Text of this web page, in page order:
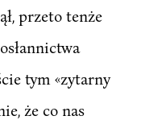
przeto tenże
tym «zytarny
że co nas